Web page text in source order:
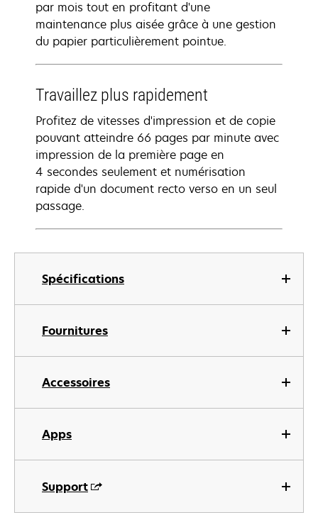
Spécifications
Fournitures
Accessoires
Apps
Support
par mois tout en profitant d'une
maintenance plus aisée grâce à une gestion
du papier particulièrement pointue.
Travaillez plus rapidement
Profitez de vitesses d'impression et de copie
pouvant atteindre 66 pages par minute avec
impression de la première page en
4 secondes seulement et numérisation
rapide d'un document recto verso en un seul
passage.